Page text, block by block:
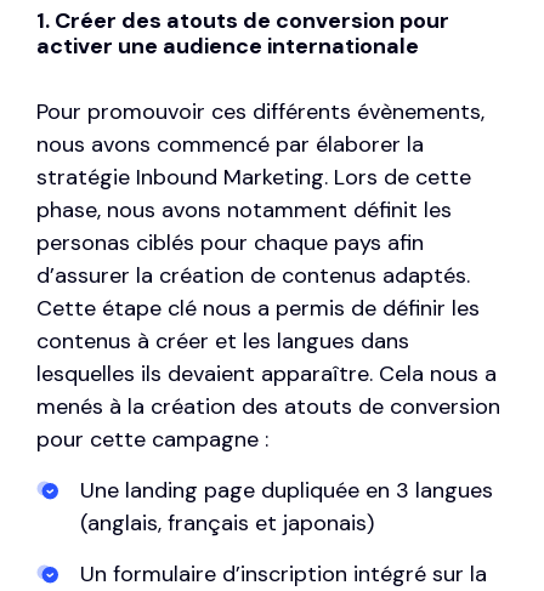
1. Créer des atouts de conversion pour
activer une audience internationale
Pour promouvoir ces différents évènements,
nous avons commencé par élaborer la
stratégie Inbound Marketing. Lors de cette
phase, nous avons notamment définit les
personas ciblés pour chaque pays afin
d’assurer la création de contenus adaptés.
Cette étape clé nous a permis de définir les
contenus à créer et les langues dans
lesquelles ils devaient apparaître. Cela nous a
menés à la création des atouts de conversion
pour cette campagne :
Une landing page dupliquée en 3 langues
(anglais, français et japonais)
Un formulaire d’inscription intégré sur la